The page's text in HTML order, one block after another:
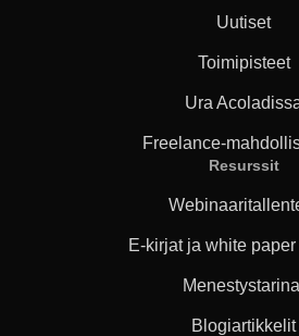
Uutiset
Toimipisteet
Ura
Freelance-
Resurssit
E-kirjat ja white
Blogiartikkelit